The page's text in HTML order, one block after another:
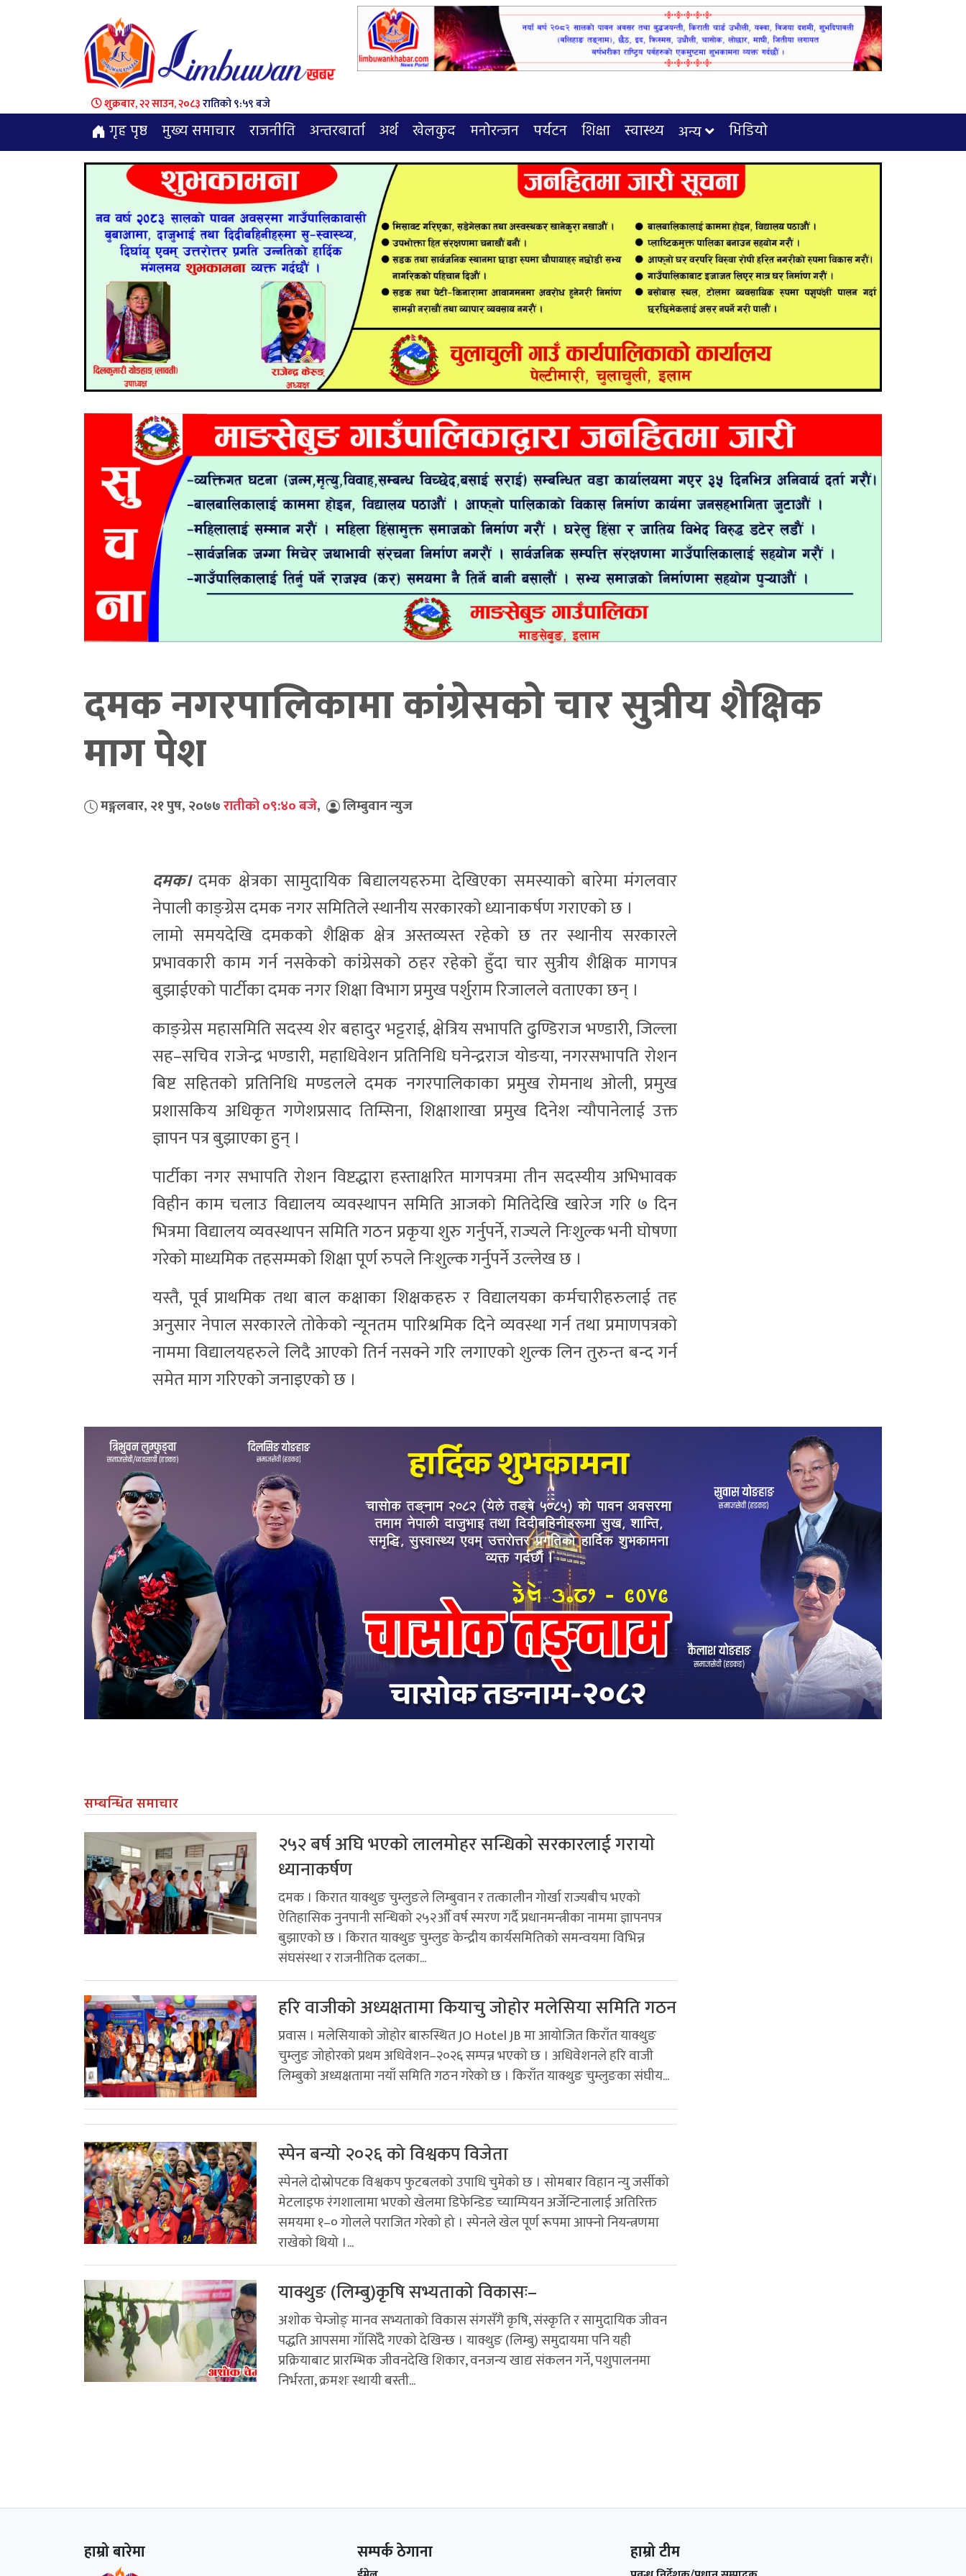
शुक्रबार, २२ साउन, २०८३रातिको ९:५९ बजे
गृह पृष्ठ मुख्य समाचार राजनीति अन्तरबार्ता अर्थ खेलकुद मनोरन्जन पर्यटन शिक्षा स्वास्थ्य अन्य भिडियो
दमक नगरपालिकामा कांग्रेसको चार सुत्रीय शैक्षिक
माग पेश
मङ्गलबार, २१ पुष, २०७७रातीको ०९:४० बजे, लिम्बुवान न्युज
दमक।दमक क्षेत्रका सामुदायिक बिद्यालयहरुमा देखिएका समस्याको बारेमा मंगलवार
नेपाली काङ्ग्रेस दमक नगर समितिले स्थानीय सरकारको ध्यानाकर्षण गराएको छ ।
लामो समयदेखि दमकको शैक्षिक क्षेत्र अस्तव्यस्त रहेको छ तर स्थानीय सरकारले
प्रभावकारी काम गर्न नसकेको कांग्रेसको ठहर रहेको हुँदा चार सुत्रीय शैक्षिक मागपत्र
बुझाईएको पार्टीका दमक नगर शिक्षा विभाग प्रमुख पर्शुराम रिजालले वताएका छन् ।
काङ्ग्रेस महासमिति सदस्य शेर बहादुर भट्टराई, क्षेत्रिय सभापति ढुण्डिराज भण्डारी, जिल्ला
सह–सचिव राजेन्द्र भण्डारी, महाधिवेशन प्रतिनिधि घनेन्द्रराज योङया, नगरसभापति रोशन
बिष्ट सहितको प्रतिनिधि मण्डलले दमक नगरपालिकाका प्रमुख रोमनाथ ओली, प्रमुख
प्रशासकिय अधिकृत गणेशप्रसाद तिम्सिना, शिक्षाशाखा प्रमुख दिनेश न्यौपानेलाई उक्त
ज्ञापन पत्र बुझाएका हुन् ।
पार्टीका नगर सभापति रोशन विष्टद्धारा हस्ताक्षरित मागपत्रमा तीन सदस्यीय अभिभावक
विहीन काम चलाउ विद्यालय व्यवस्थापन समिति आजको मितिदेखि खारेज गरि ७ दिन
भित्रमा विद्यालय व्यवस्थापन समिति गठन प्रकृया शुरु गर्नुपर्ने, राज्यले निःशुल्क भनी घोषणा
गरेको माध्यमिक तहसम्मको शिक्षा पूर्ण रुपले निःशुल्क गर्नुपर्ने उल्लेख छ ।
यस्तै, पूर्व प्राथमिक तथा बाल कक्षाका शिक्षकहरु र विद्यालयका कर्मचारीहरुलाई तह
अनुसार नेपाल सरकारले तोकेको न्यूनतम पारिश्रमिक दिने व्यवस्था गर्न तथा प्रमाणपत्रको
नाममा विद्यालयहरुले लिदै आएको तिर्न नसक्ने गरि लगाएको शुल्क लिन तुरुन्त बन्द गर्न
समेत माग गरिएको जनाइएको छ ।
सम्बन्धित समाचार
२५२ बर्ष अघि भएकाे लालमाेहर सन्धिकाे सरकारलाई गरायाे
ध्यानाकर्षण
दमक । किरात याक्थुङ चुम्लुङले लिम्बुवान र तत्कालीन गोर्खा राज्यबीच भएको
ऐतिहासिक नुनपानी सन्धिको २५२औँ वर्ष स्मरण गर्दै प्रधानमन्त्रीका नाममा ज्ञापनपत्र
बुझाएको छ । किरात याक्थुङ चुम्लुङ केन्द्रीय कार्यसमितिको समन्वयमा विभिन्न
संघसंस्था र राजनीतिक दलका...
हरि वाजीको अध्यक्षतामा कियाचु जोहोर मलेसिया समिति गठन
प्रवास । मलेसियाको जोहोर बारुस्थित JO Hotel JB मा आयोजित किराँत याक्थुङ
चुम्लुङ जोहोरको प्रथम अधिवेशन–२०२६ सम्पन्न भएको छ । अधिवेशनले हरि वाजी
लिम्बुको अध्यक्षतामा नयाँ समिति गठन गरेको छ । किराँत याक्थुङ चुम्लुङका संघीय...
स्पेन बन्यो २०२६ को विश्वकप विजेता
स्पेनले दोस्रोपटक विश्वकप फुटबलको उपाधि चुमेको छ । सोमबार विहान न्यु जर्सीको
मेटलाइफ रंगशालामा भएको खेलमा डिफेन्डिङ च्याम्पियन अर्जेन्टिनालाई अतिरिक्त
समयमा १–० गोलले पराजित गरेको हो । स्पेनले खेल पूर्ण रूपमा आफ्नो नियन्त्रणमा
राखेको थियो ।...
याक्थुङ (लिम्बु)कृषि सभ्यताको विकासः–
अशाेक चेम्जाेङ् मानव सभ्यताको विकास संगसँगै कृषि, संस्कृति र सामुदायिक जीवन
पद्धति आपसमा गाँसिँदै गएको देखिन्छ । याक्थुङ (लिम्बु) समुदायमा पनि यही
प्रक्रियाबाट प्रारम्भिक जीवनदेखि शिकार, वनजन्य खाद्य संकलन गर्ने, पशुपालनमा
निर्भरता, क्रमशः स्थायी बस्ती...
हाम्रो बारेमा सम्पर्क ठेगाना हाम्रो टीम